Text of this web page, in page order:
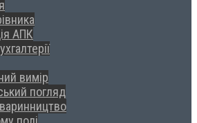
АПК
вимір
погляд